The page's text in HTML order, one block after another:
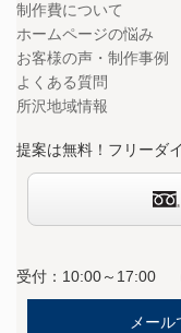
制作費について
ホームページの悩み
お客様の声・制作事例
よくある質問
所沢地域情報
提案は無料！フリーダ
受付：10:00～17:00
メール